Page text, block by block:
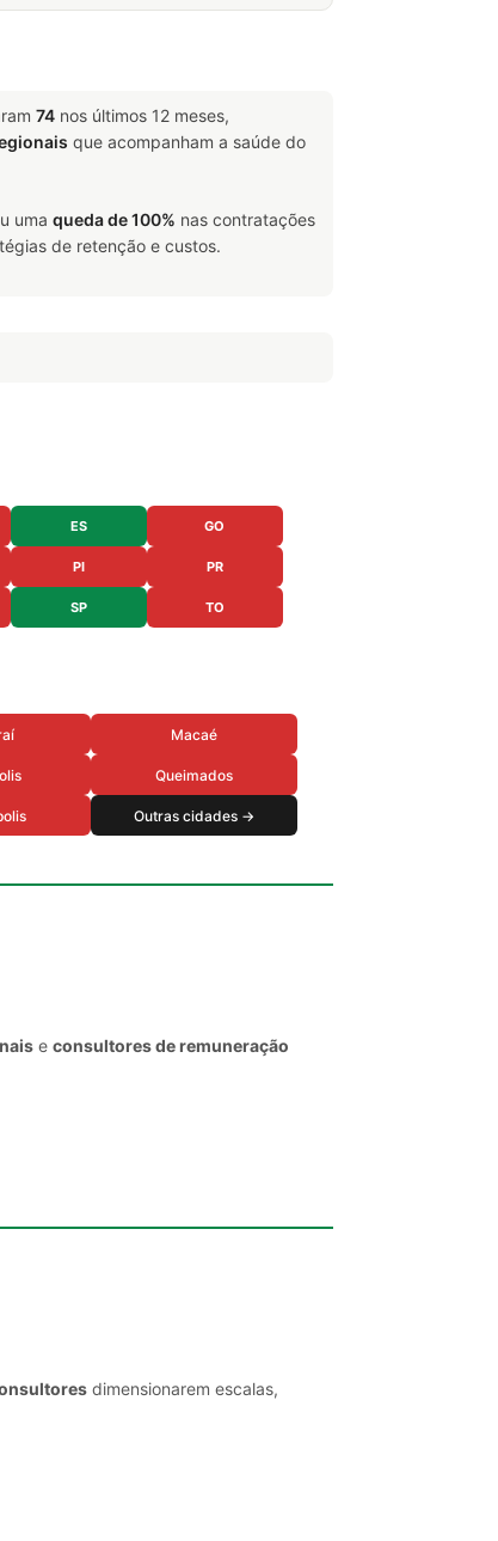
74 nos últimos 12 meses,
que acompanham a saúde do
uma queda de 100% nas contratações
de retenção e custos.
ES GO
PI PR
SP TO
Macaé
Queimados
Outras cidades →
e consultores de remuneração
dimensionarem escalas,